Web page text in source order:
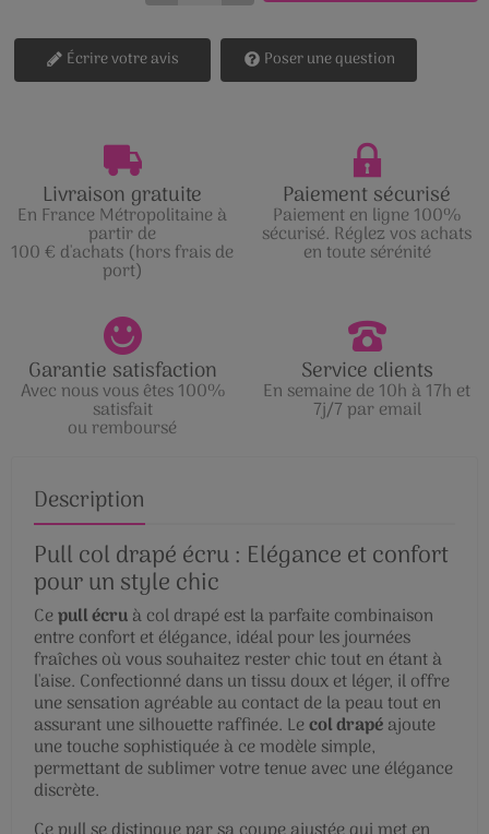
Écrire votre avis Poser une question
Livraison gratuite
En France Métropolitaine à
partir de
100 € d'achats (hors frais de
port)
Paiement sécurisé
Paiement en ligne 100%
sécurisé. Réglez vos achats
en toute sérénité
Garantie satisfaction
Avec nous vous êtes 100%
satisfait
ou remboursé
Service clients
En semaine de 10h à 17h et
7j/7 par email
Description
Pull col drapé écru : Elégance et confort
pour un style chic
Cepull écruà col drapé est la parfaite combinaison
entre confort et élégance, idéal pour les journées
fraîches où vous souhaitez rester chic tout en étant à
l'aise. Confectionné dans un tissu doux et léger, il offre
une sensation agréable au contact de la peau tout en
assurant une silhouette raffinée. Lecol drapéajoute
une touche sophistiquée à ce modèle simple,
permettant de sublimer votre tenue avec une élégance
discrète.